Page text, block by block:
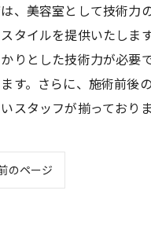
、美容室として技術力
タイルを提供いたしま
りとした技術力が必要
す。さらに、施術前後
スタッフが揃っており
のページ